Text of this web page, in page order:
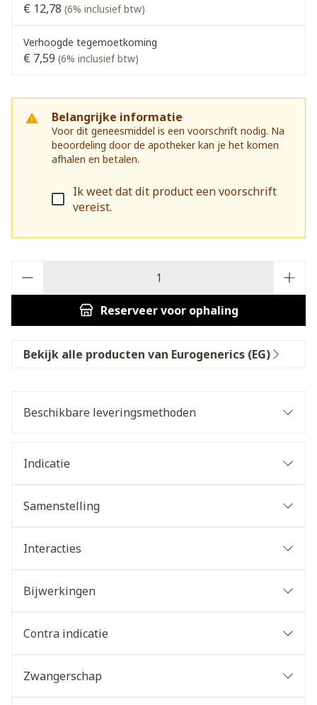
€ 12,78 (6% inclusief btw)
Verhoogde tegemoetkoming
€ 7,59 (6% inclusief btw)
Belangrijke informatie
Voor dit geneesmiddel is een voorschrift nodig. Na
beoordeling door de apotheker kan je het komen
afhalen en betalen.
Ik weet dat dit product een voorschrift
vereist.
Reserveervoor ophaling
Bekijk alle producten van Eurogenerics (EG)
Beschikbare leveringsmethoden
Indicatie
Samenstelling
Interacties
Bijwerkingen
Contra indicatie
Zwangerschap